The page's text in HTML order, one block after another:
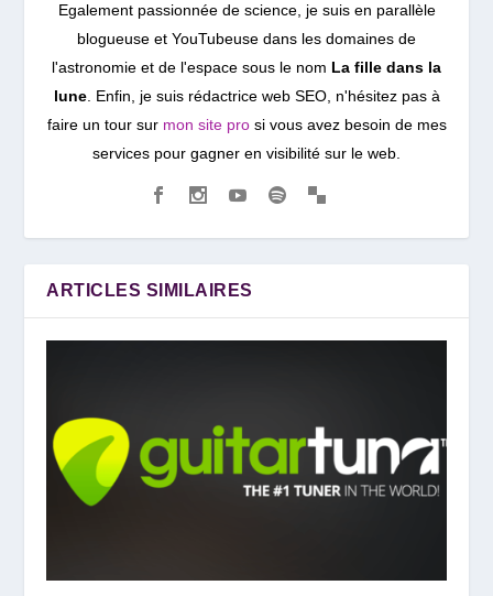
Egalement passionnée de science, je suis en parallèle
blogueuse et YouTubeuse dans les domaines de
l'astronomie et de l'espace sous le nom La fille dans la
lune. Enfin, je suis rédactrice web SEO, n'hésitez pas à
faire un tour sur mon site prosi vous avez besoin de mes
services pour gagner en visibilité sur le web.
ARTICLES SIMILAIRES